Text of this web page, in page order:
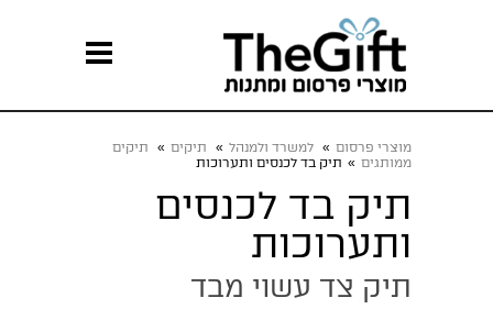
מוצרי פרסום » למשרד ולמנהל » תיקים »
תיקים
ממותגים » תיק בד לכנסים ותערוכות
תיק בד לכנסים
ותערוכות
תיק צד עשוי מבד